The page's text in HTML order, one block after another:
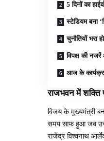
5 दिनों का
स्टेडियम बना
चुनौतियों भरा
विपक्ष की
आज के
राजभवन में शक्ति
विजय के मुख्यमंत्री
समय साफ हुआ जब
राजेंद्र विश्वनाथ